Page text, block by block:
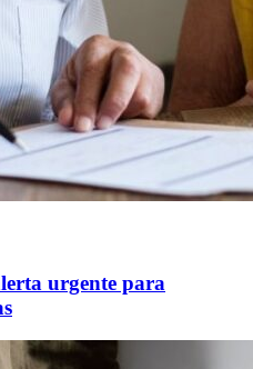
urgente para